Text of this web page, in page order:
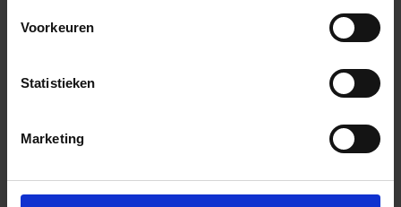
Voorkeuren
Statistieken
Marketing